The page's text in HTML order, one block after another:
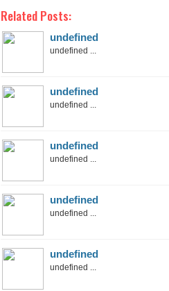
Related Posts:
undefined
undefined ...
undefined
undefined ...
undefined
undefined ...
undefined
undefined ...
undefined
undefined ...